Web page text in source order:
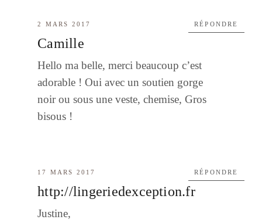
2 MARS 2017
Camille
Hello ma belle, merci beaucoup c’est
adorable ! Oui avec un soutien gorge
noir ou sous une veste, chemise, Gros
bisous !
RÉPONDRE
17 MARS 2017
http://lingeriedexception.fr
Justine,
RÉPONDRE